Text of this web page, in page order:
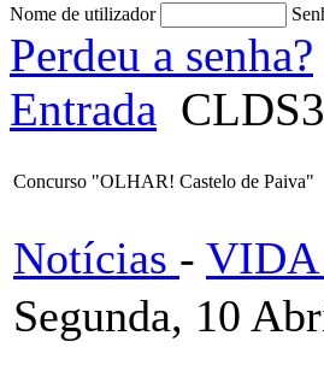
Nome de utilizador
Perdeu a senha?
Entrada
Concurso "OLHAR! Castelo de Paiva"
Notícias - VIDA
Segunda, 10